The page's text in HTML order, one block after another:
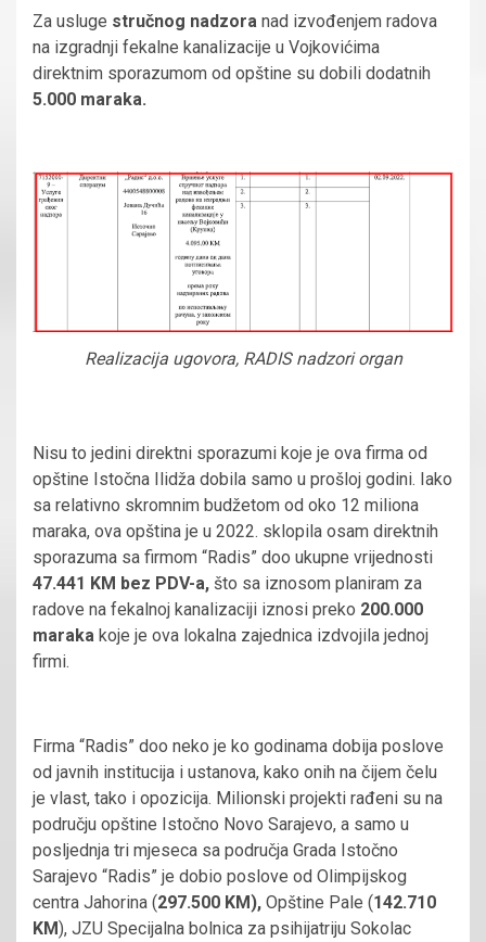
Za usluge stručnog nadzora nad izvođenjem radova
na izgradnji fekalne kanalizacije u Vojkovićima
direktnim sporazumom od opštine su dobili dodatnih
5.000 maraka.
Realizacija ugovora, RADIS nadzori organ
Nisu to jedini direktni sporazumi koje je ova firma od
opštine Istočna Ilidža dobila samo u prošloj godini. Iako
sa relativno skromnim budžetom od oko 12 miliona
maraka, ova opština je u 2022. sklopila osam direktnih
sporazuma sa firmom “Radis” doo ukupne vrijednosti
47.441 KM bez PDV-a, što sa iznosom planiram za
radove na fekalnoj kanalizaciji iznosi preko 200.000
maraka koje je ova lokalna zajednica izdvojila jednoj
firmi.
Firma “Radis” doo neko je ko godinama dobija poslove
od javnih institucija i ustanova, kako onih na čijem čelu
je vlast, tako i opozicija. Milionski projekti rađeni su na
području opštine Istočno Novo Sarajevo, a samo u
posljednja tri mjeseca sa područja Grada Istočno
Sarajevo “Radis” je dobio poslove od Olimpijskog
centra Jahorina (297.500 KM), Opštine Pale (142.710
KM), JZU Specijalna bolnica za psihijatriju Sokolac